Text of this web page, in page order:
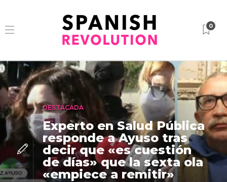
0
DESTACADA
Experto en Salud Pública
responde a Ayuso tras
decir que «es cuestión
de días» que la sexta ola
«empiece a remitir»